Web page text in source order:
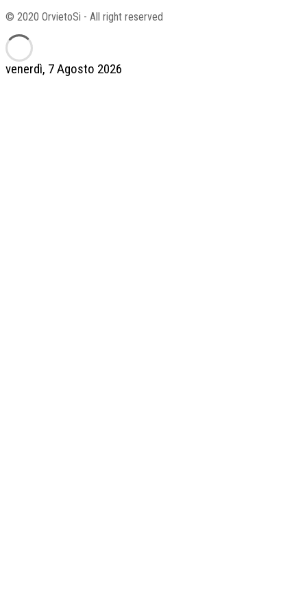
venerdì, 7 Agosto 2026
© 2020 OrvietoSi - All right reserved